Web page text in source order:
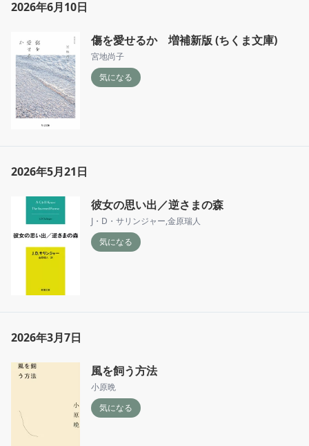
2026年6月10日
傷を愛せるか 増補新版 (ちくま文庫)
宮地尚子
気になる
2026年5月21日
彼女の思い出／逆さまの森
J・D・サリンジャー,金原瑞人
気になる
2026年3月7日
風を飼う方法
小原晩
気になる